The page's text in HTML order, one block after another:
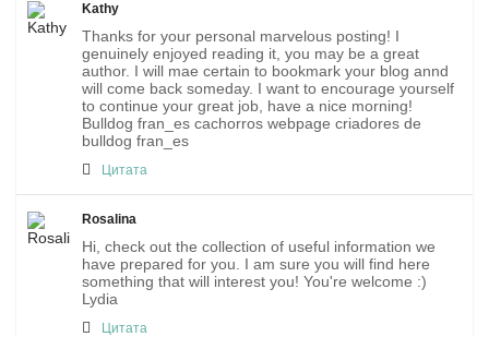
Kathy
Thanks for your personal marvelous posting! I
genuinely enjoyed reading it, you may be a great
author. I will mae certain to bookmark your blog annd
will come back someday. I want to encourage yourself
to continue your great job, have a nice morning!
Bulldog fran_es cachorros webpage criadores de
bulldog fran_es
Цитата
Rosalina
Hi, check out the collection of useful information we
have prepared for you. I am sure you will find here
something that will interest you! You're welcome :)
Lydia
Цитата